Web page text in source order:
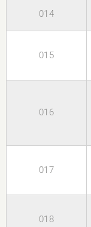
014
015
016
017
018